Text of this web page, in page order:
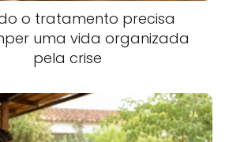
o tratamento precisa
uma vida organizada
pela crise